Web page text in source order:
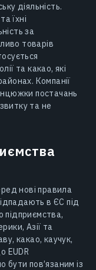
діяльність.
їхні
за
товарів
та какао, які
Компанії
постачань
та не
нові правила
в ЄС під
Азії та
какао, каучук,
EUDR
бути пов’язаним із